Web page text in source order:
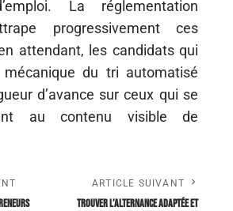
La réglementation
progressivement ces
attendant, les candidats qui
du tri automatisé
d’avance sur ceux qui se
au contenu visible de
ARTICLE SUIVANT
Trouver l’alternance adaptée et